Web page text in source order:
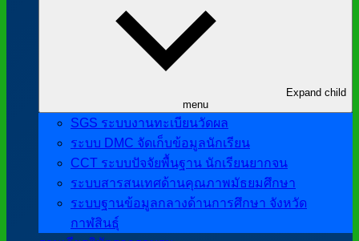
Expand child
menu
SGS ระบบงานทะเบียนวัดผล
ระบบ DMC จัดเก็บข้อมูลนักเรียน
CCT ระบบปัจจัยพื้นฐาน นักเรียนยากจน
ระบบสารสนเทศด้านคุณภาพมัธยมศึกษา
ระบบฐานข้อมูลกลางด้านการศึกษา จังหวัด
กาฬสินธุ์